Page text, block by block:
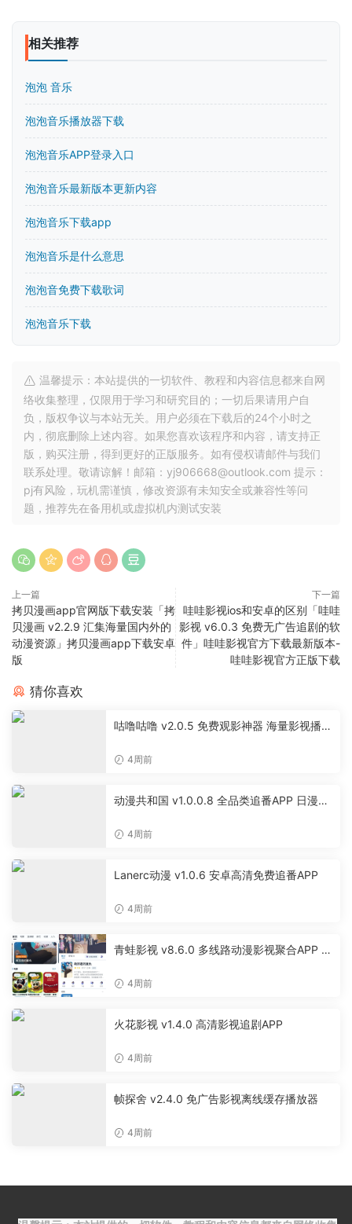
相关推荐
泡泡 音乐
泡泡音乐播放器下载
泡泡音乐APP登录入口
泡泡音乐最新版本更新内容
泡泡音乐下载app
泡泡音乐是什么意思
泡泡音免费下载歌词
泡泡音乐下载
温馨提示：本站提供的一切软件、教程和内容信息都来自网
络收集整理，仅限用于学习和研究目的；一切后果请用户自
负，版权争议与本站无关。用户必须在下载后的24个小时之
内，彻底删除上述内容。如果您喜欢该程序和内容，请支持正
版，购买注册，得到更好的正版服务。如有侵权请邮件与我们
联系处理。敬请谅解！邮箱：yj906668@outlook.com 提示：
pj有风险，玩机需谨慎，修改资源有未知安全或兼容性等问
题，推荐先在备用机或虚拟机内测试安装
上一篇
拷贝漫画app官网版下载安装「拷
贝漫画 v2.2.9 汇集海量国内外的
动漫资源」拷贝漫画app下载安卓
版
下一篇
哇哇影视ios和安卓的区别「哇哇
影视 v6.0.3 免费无广告追剧的软
件」哇哇影视官方下载最新版本-
哇哇影视官方正版下载
猜你喜欢
咕噜咕噜 v2.0.5 免费观影神器 海量影视播放
4周前
动漫共和国 v1.0.0.8 全品类追番APP 日漫国
4周前
Lanerc动漫 v1.0.6 安卓高清免费追番APP
4周前
青蛙影视 v8.6.0 多线路动漫影视聚合APP 免
4周前
火花影视 v1.4.0 高清影视追剧APP
4周前
帧探舍 v2.4.0 免广告影视离线缓存播放器
4周前